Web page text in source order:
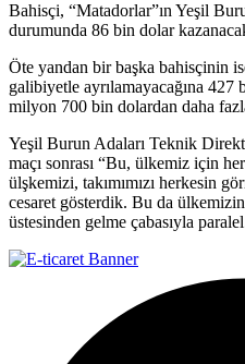
Bahisçi, “Matadorlar”ın Yeşil
durumunda 86 bin dolar
Öte yandan bir başka bahisçinin
galibiyetle ayrılamayacağına 427
milyon 700 bin dolardan daha
Yeşil Burun Adaları Teknik
maçı sonrası “Bu, ülkemiz için
ülşkemizi, takımımızı herkesin
cesaret gösterdik. Bu da
üstesinden gelme çabasıyla